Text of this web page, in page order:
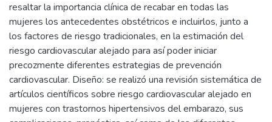
resaltar la importancia clínica de recabar en todas las
mujeres los antecedentes obstétricos e incluirlos, junto a
los factores de riesgo tradicionales, en la estimación del
riesgo cardiovascular alejado para así poder iniciar
precozmente diferentes estrategias de prevención
cardiovascular. Diseño: se realizó una revisión sistemática de
artículos científicos sobre riesgo cardiovascular alejado en
mujeres con trastornos hipertensivos del embarazo, sus